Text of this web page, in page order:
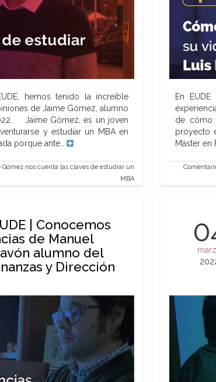
hemos tenido la increíble
de Jaime Gómez, alumno
Jaime Gómez, es un joven
y estudiar un MBA en
porque ante…
nos cuenta las claves de estudiar un
MBA
En
de cómo
proyecto
Máster en
| Conocemos
de Manuel
alumno del
y Dirección